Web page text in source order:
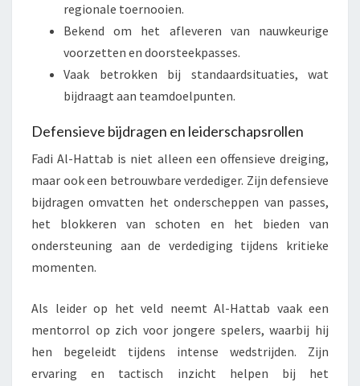
regionale toernooien.
Bekend om het afleveren van nauwkeurige
voorzetten en doorsteekpasses.
Vaak betrokken bij standaardsituaties, wat
bijdraagt aan teamdoelpunten.
Defensieve bijdragen en leiderschapsrollen
Fadi Al-Hattab is niet alleen een offensieve dreiging,
maar ook een betrouwbare verdediger. Zijn defensieve
bijdragen omvatten het onderscheppen van passes,
het blokkeren van schoten en het bieden van
ondersteuning aan de verdediging tijdens kritieke
momenten.
Als leider op het veld neemt Al-Hattab vaak een
mentorrol op zich voor jongere spelers, waarbij hij
hen begeleidt tijdens intense wedstrijden. Zijn
ervaring en tactisch inzicht helpen bij het